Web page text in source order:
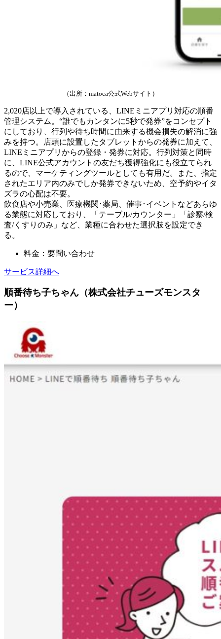
（出所：matoca公式Webサイト）
2,020店以上で導入されている、LINEミニアプリ対応の順番
管理システム。“誰でもカンタンに5秒で発券”をコンセプト
にしており、行列や待ち時間に由来する機会損失の解消に強
みを持つ。店頭に設置したタブレットからの発券に加えて、
LINEミニアプリからの登録・発券に対応。行列対策と同時
に、LINE公式アカウントの友だち獲得強化にも役立てられ
るので、マーケティングツールとしても有用だ。また、指定
されたエリア内のみでしか発券できないため、空予約やイタ
ズラの心配は不要。
飲食店や小売業、医療機関･薬局、催事･イベントなどあらゆ
る業態に対応しており、「テーブル/カウンター」「診察/検
査/くすりのみ」など、業種に合わせた選択肢を設定でき
る。
料金：要問い合わせ
サービス詳細へ
順番待ち子ちゃん（株式会社チューズモンスタ
ー）